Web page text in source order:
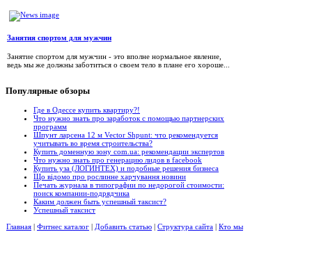
Занятия спортом для мужчин
Занятие спортом для мужчин - это вполне нормальное явление,
ведь мы же должны заботиться о своем тело в плане его хороше...
Популярные обзоры
Где в Одессе купить квартиру?!
Что нужно знать про заработок с помощью партнерских
программ
Шпунт ларсена 12 м Vector Shpunt: что рекомендуется
учитывать во время строительства?
Купить доменную зону com.ua: рекомендации экспертов
Что нужно знать про генерацию лидов в facebook
Купить уза (ЛОГИНТЕХ) и подобные решения бизнеса
Що відомо про рослинне харчування новини
Печать журнала в типографии по недорогой стоимости:
поиск компании-подрядчика
Каким должен быть успешный таксист?
Успешный таксист
Главная
Фитнес каталог Добавить статью Структура сайта Кто мы